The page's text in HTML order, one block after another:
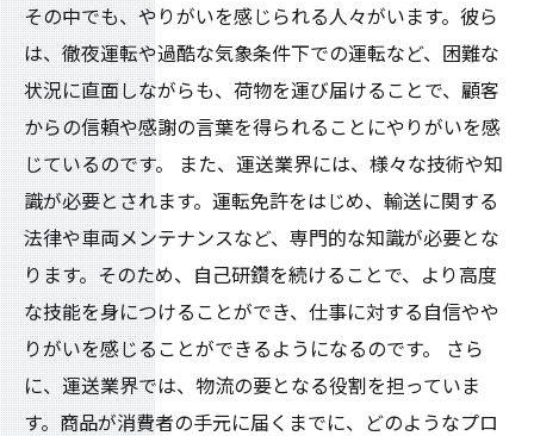
その中でも、やりがいを感じられる人々がいます。彼ら
は、徹夜運転や過酷な気象条件下での運転など、困難な
状況に直面しながらも、荷物を運び届けることで、顧客
からの信頼や感謝の言葉を得られることにやりがいを感
じているのです。 また、運送業界には、様々な技術や知
識が必要とされます。運転免許をはじめ、輸送に関する
法律や車両メンテナンスなど、専門的な知識が必要とな
ります。そのため、自己研鑽を続けることで、より高度
な技能を身につけることができ、仕事に対する自信やや
りがいを感じることができるようになるのです。 さら
に、運送業界では、物流の要となる役割を担っていま
す。商品が消費者の手元に届くまでに、どのようなプロ